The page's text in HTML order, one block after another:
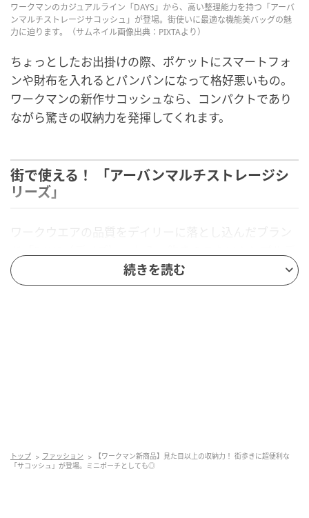
ワークマンのカジュアルライン「DAYS」から、高い整理能力を持つ「アーバ
ンマルチストレージサコッシュ」が登場。街使いに最適な機能美バッグの魅
力に迫ります。（サムネイル画像出典：PIXTAより）
ちょっとしたお出掛けの際、ポケットにスマートフォ
ンや財布を入れるとパンパンになって格好悪いもの。
ワークマンの新作サコッシュなら、コンパクトであり
ながら驚きの収納力を発揮してくれます。
街で使える！ 「アーバンマルチストレージシ
リーズ」
ワークウエアの品質をデイリーに落とし込んだブラン
ザインのサコッシュをご紹介。
続きを読む
トップ ファッション
【ワークマン新商品】見た目以上の収納力！ 街歩きに超便利な
「サコッシュ」が登場。ミニポーチとしても◎